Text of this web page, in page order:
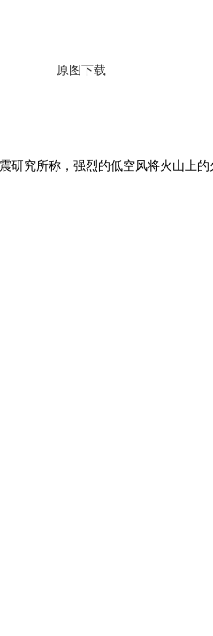
原图下载
究所称，强烈的低空风将火山上